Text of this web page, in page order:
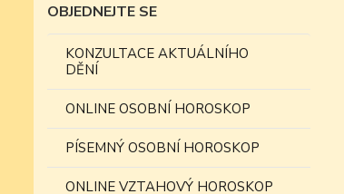
OBJEDNEJTE SE
KONZULTACE AKTUÁLNÍHO
DĚNÍ
ONLINE OSOBNÍ HOROSKOP
PÍSEMNÝ OSOBNÍ HOROSKOP
ONLINE VZTAHOVÝ HOROSKOP